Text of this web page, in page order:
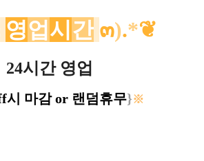
영업 시 간 ๓).*❦
24시간 영업
시 마감 or 랜덤휴무}※